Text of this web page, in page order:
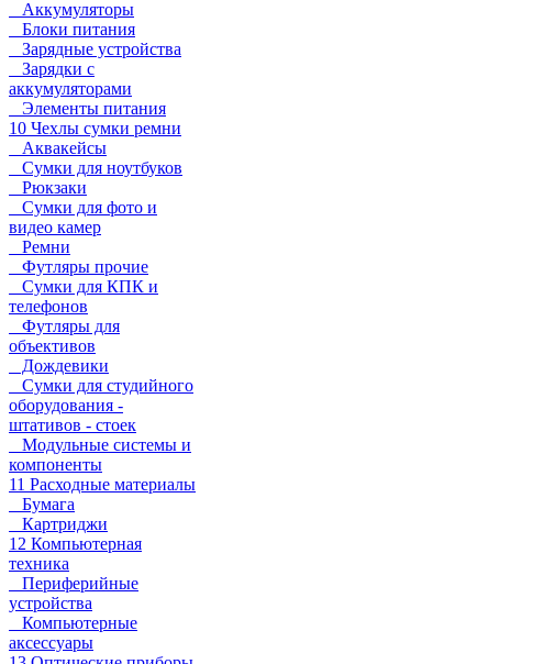
Аккумуляторы
Блоки питания
Зарядные устройства
Зарядки с
аккумуляторами
Элементы питания
10 Чехлы сумки ремни
Аквакейсы
Сумки для ноутбуков
Рюкзаки
Сумки для фото и
видео камер
Ремни
Футляры прочие
Сумки для КПК и
телефонов
Футляры для
объективов
Дождевики
Сумки для студийного
оборудования -
штативов - стоек
Модульные системы и
компоненты
11 Расходные материалы
Бумага
Картриджи
12 Компьютерная
техника
Периферийные
устройства
Компьютерные
аксессуары